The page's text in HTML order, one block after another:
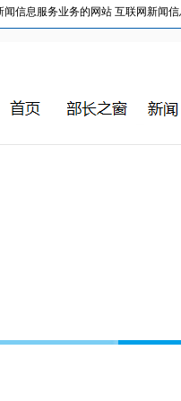
信息服务业务的网站 互联网新闻信